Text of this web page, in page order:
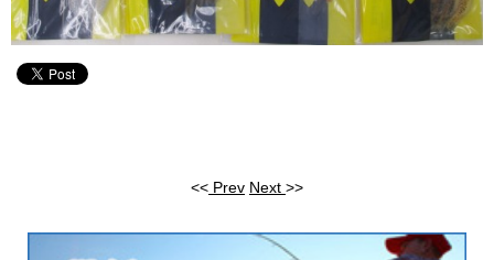
<< Prev Next >>